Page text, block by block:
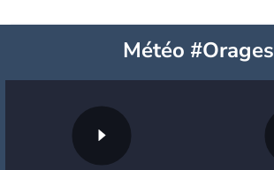
Météo #Orages